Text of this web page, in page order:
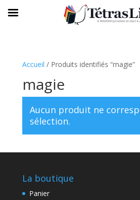
Accueil / Produits identifiés “magie”
magie
Aucun produit ne
sélection.
La boutique
Panier